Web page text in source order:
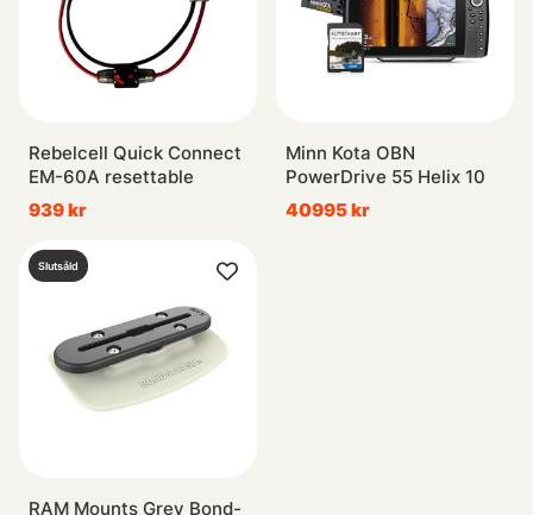
Rebelcell Quick Connect
EM-60A resettable
939 kr
Minn Kota OBN
PowerDrive 55 Helix 10
40995 kr
Slutsåld
RAM Mounts Grey Bond-